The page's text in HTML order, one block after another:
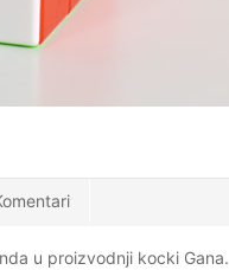
u proizvodnji kocki Gana.